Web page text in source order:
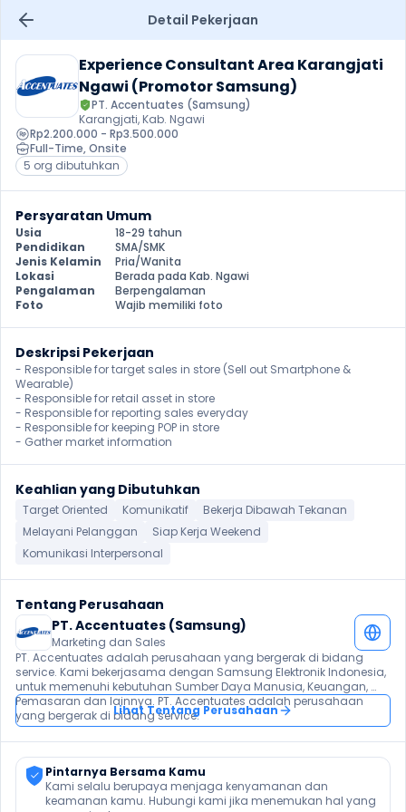
Detail Pekerjaan
Experience Consultant Area Karangjati
Ngawi (Promotor Samsung)
PT. Accentuates (Samsung)
Karangjati, Kab. Ngawi
Rp2.200.000 - Rp3.500.000
Full-Time, Onsite
5 org dibutuhkan
Persyaratan Umum
Usia
18-29 tahun
Pendidikan
SMA/SMK
Jenis Kelamin
Pria/Wanita
Lokasi
Berada pada Kab. Ngawi
Pengalaman
Berpengalaman
Foto
Wajib memiliki foto
Deskripsi Pekerjaan
- Responsible for target sales in store (Sell out Smartphone &
Wearable)
- Responsible for retail asset in store
- Responsible for reporting sales everyday
- Responsible for keeping POP in store
- Gather market information
Keahlian yang Dibutuhkan
Target Oriented Komunikatif
Bekerja Dibawah Tekanan
Melayani Pelanggan
Siap Kerja Weekend
Komunikasi Interpersonal
Tentang Perusahaan
PT. Accentuates (Samsung)
Marketing dan Sales
PT. Accentuates adalah perusahaan yang bergerak di bidang
service. Kami bekerjasama dengan Samsung Elektronik Indonesia,
untuk memenuhi kebutuhan Sumber Daya Manusia, Keuangan,
Pemasaran dan lainnya. PT. Accentuates adalah perusahaan
yang bergerak di bidang service.
Lihat Tentang Perusahaan
Pintarnya Bersama Kamu
Kami selalu berupaya menjaga kenyamanan dan
keamanan kamu. Hubungi kami jika menemukan hal yang